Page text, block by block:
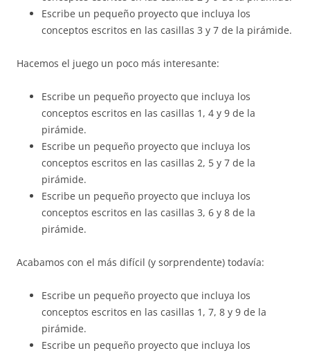
Escribe un pequeño proyecto que incluya los
conceptos escritos en las casillas 3 y 7 de la pirámide.
Hacemos el juego un poco más interesante:
Escribe un pequeño proyecto que incluya los
conceptos escritos en las casillas 1, 4 y 9 de la
pirámide.
Escribe un pequeño proyecto que incluya los
conceptos escritos en las casillas 2, 5 y 7 de la
pirámide.
Escribe un pequeño proyecto que incluya los
conceptos escritos en las casillas 3, 6 y 8 de la
pirámide.
Acabamos con el más difícil (y sorprendente) todavía:
Escribe un pequeño proyecto que incluya los
conceptos escritos en las casillas 1, 7, 8 y 9 de la
pirámide.
Escribe un pequeño proyecto que incluya los